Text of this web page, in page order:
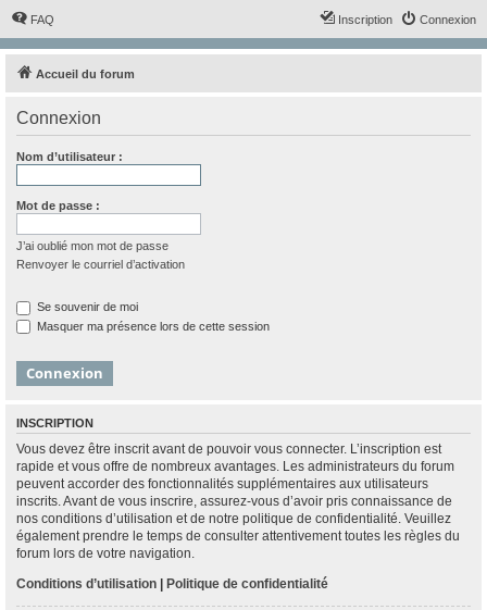
FAQ Connexion
Inscription
Accueil du forum
Connexion
Nom d’utilisateur :
Mot de passe :
J’ai oublié mon mot de passe
Renvoyer le courriel d’activation
Se souvenir de moi
Masquer ma présence lors de cette session
INSCRIPTION
Vous devez être inscrit avant de pouvoir vous connecter. L’inscription est
rapide et vous offre de nombreux avantages. Les administrateurs du forum
peuvent accorder des fonctionnalités supplémentaires aux utilisateurs
inscrits. Avant de vous inscrire, assurez-vous d’avoir pris connaissance de
nos conditions d’utilisation et de notre politique de confidentialité. Veuillez
également prendre le temps de consulter attentivement toutes les règles du
forum lors de votre navigation.
Conditions d’utilisation | Politique de confidentialité